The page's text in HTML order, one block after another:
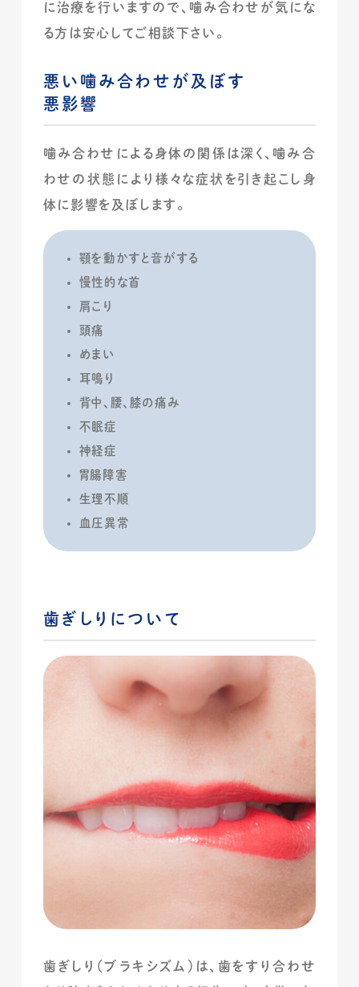
に治療を行いますので、噛み合わせが気にな
る方は安心してご相談下さい。
悪い噛み合わせが及ぼす
悪影響
噛み合わせによる身体の関係は深く、噛み合
わせの状態により様々な症状を引き起こし身
体に影響を及ぼします。
顎を動かすと音がする
慢性的な首
肩こり
頭痛
めまい
耳鳴り
背中、腰、膝の痛み
不眠症
神経症
胃腸障害
生理不順
血圧異常
歯ぎしりについて
歯ぎしり（ブラキシズム）は、歯をすり合わせ